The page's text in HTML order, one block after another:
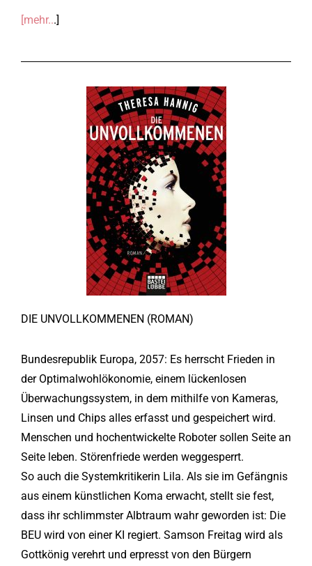
[mehr...]
DIE UNVOLLKOMMENEN (ROMAN)
Bundesrepublik Europa, 2057: Es herrscht Frieden in
der Optimalwohlökonomie, einem lückenlosen
Überwachungssystem, in dem mithilfe von Kameras,
Linsen und Chips alles erfasst und gespeichert wird.
Menschen und hochentwickelte Roboter sollen Seite an
Seite leben. Störenfriede werden weggesperrt.
So auch die Systemkritikerin Lila. Als sie im Gefängnis
aus einem künstlichen Koma erwacht, stellt sie fest,
dass ihr schlimmster Albtraum wahr geworden ist: Die
BEU wird von einer KI regiert. Samson Freitag wird als
Gottkönig verehrt und erpresst von den Bürgern